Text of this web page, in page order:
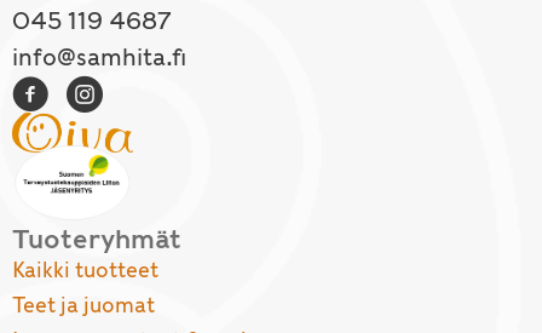
045 119 4687
info@samhita.fi
Tuoteryhmät
Kaikki tuotteet
Teet ja juomat